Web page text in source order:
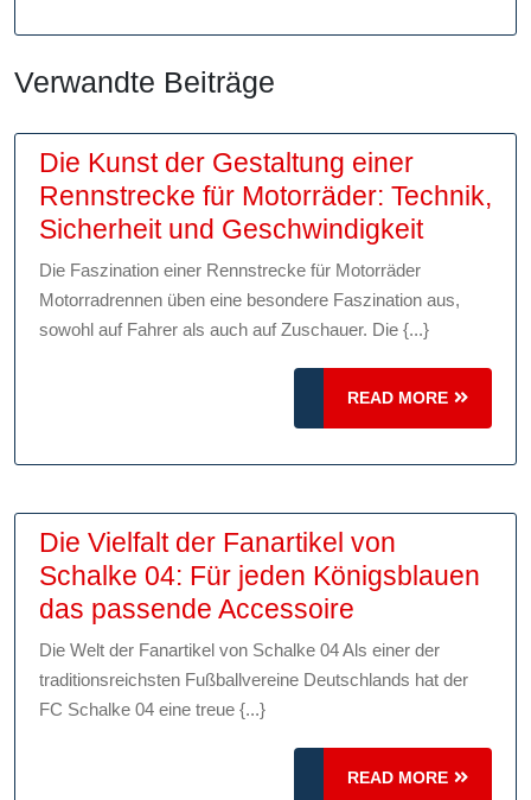
Verwandte Beiträge
Die Kunst der Gestaltung einer
Rennstrecke für Motorräder: Technik,
Sicherheit und GeschwindigkeitDie
der
einer
für
Die Faszination einer Rennstrecke für Motorräder
Motorradrennen üben eine besondere Faszination aus,
sowohl auf Fahrer als auch auf Zuschauer. Die {...}
READ MORE
READ
MORE
Die Vielfalt der Fanartikel von
Schalke 04: Für jeden Königsblauen
das passende Accessoire
Vielfalt
der
von
Schalke
Die Welt der Fanartikel von Schalke 04 Als einer der
traditionsreichsten Fußballvereine Deutschlands hat der
FC Schalke 04 eine treue {...}
READ MORE
READ